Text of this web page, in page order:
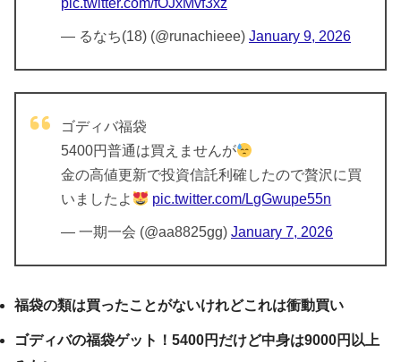
pic.twitter.com/fOJxMvf3xz
— るなち(18) (@runachieee) January 9, 2026
ゴディバ福袋
5400円普通は買えませんが
金の高値更新で投資信託利確したので贅沢に買
いましたよ
pic.twitter.com/LgGwupe55n
— 一期一会 (@aa8825gg) January 7, 2026
福袋の類は買ったことがないけれどこれは衝動買い
ゴディバの福袋ゲット！5400円だけど中身は9000円以上